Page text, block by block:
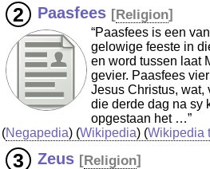
Paasfees [Religion]
“Paasfees is een
gelowige feeste in
en word tussen laat
gevier. Paasfees
Jesus Christus, wat,
die derde dag na sy
opgestaan het …”
(Negapedia) (Wikipedia) (Wikipedia
Zeus [Religion]